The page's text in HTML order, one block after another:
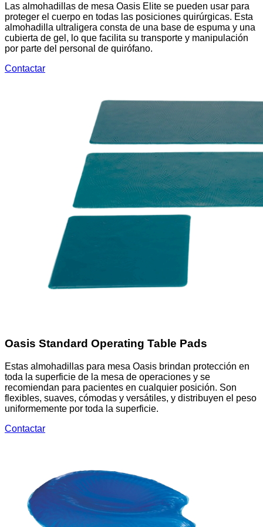
Las almohadillas de mesa Oasis Elite se pueden usar para
proteger el cuerpo en todas las posiciones quirúrgicas. Esta
almohadilla ultraligera consta de una base de espuma y una
cubierta de gel, lo que facilita su transporte y manipulación
por parte del personal de quirófano.
Contactar
Oasis Standard Operating Table Pads
Estas almohadillas para mesa Oasis brindan protección en
toda la superficie de la mesa de operaciones y se
recomiendan para pacientes en cualquier posición. Son
flexibles, suaves, cómodas y versátiles, y distribuyen el peso
uniformemente por toda la superficie.
Contactar